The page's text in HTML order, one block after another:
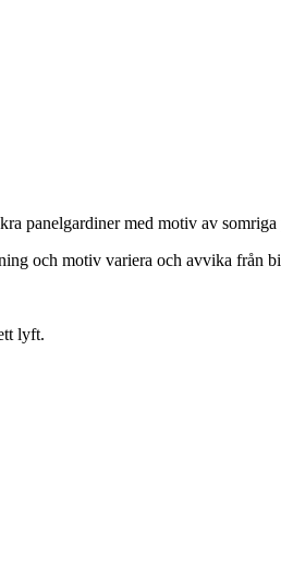
panelgardiner med motiv av
och motiv variera och avvika från
lyft.